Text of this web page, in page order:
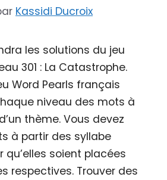
Kassidi Ducroix
les solutions du jeu
301 : La Catastrophe.
Word Pearls français
niveau des mots à
thème. Vous devez
à partir des syllabe
qu’elles soient placées
respectives. Trouver des